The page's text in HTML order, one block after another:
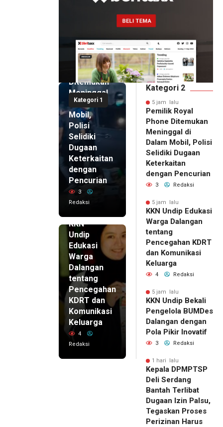
Kategori 1
5 jam lalu
Pemilik
Royal
Phone
Ditemukan
Meninggal
di Dalam
Mobil,
Polisi
Selidiki
Dugaan
Keterkaitan
dengan
Pencurian
3
Redaksi
KKN
Undip
Edukasi
Warga
Dalangan
tentang
Pencegahan
KDRT dan
Komunikasi
Keluarga
4
Redaksi
Kategori 2
5 jam lalu
Pemilik Royal
Phone Ditemukan
Meninggal di
Dalam Mobil, Polisi
Selidiki Dugaan
Keterkaitan
dengan Pencurian
3 Redaksi
5 jam lalu
KKN Undip Edukasi
Warga Dalangan
tentang
Pencegahan KDRT
dan Komunikasi
Keluarga
4 Redaksi
5 jam lalu
KKN Undip Bekali
Pengelola BUMDes
Dalangan dengan
Pola Pikir Inovatif
3 Redaksi
1 hari lalu
Kepala DPMPTSP
Deli Serdang
Bantah Terlibat
Dugaan Izin Palsu,
Tegaskan Proses
Perizinan Harus